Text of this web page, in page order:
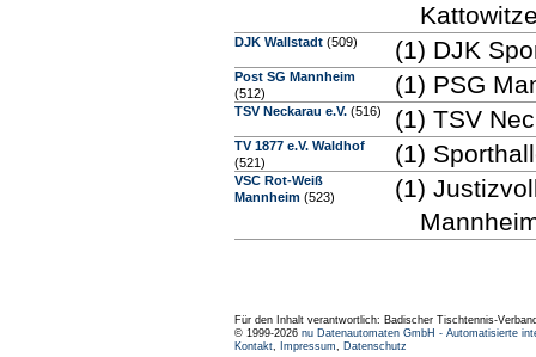
DJK Wallstadt (509) (1) DJK
Post SG Mannheim
(512)
(1) PSG
TSV Neckarau e.V. (516) (1) TSV
TV 1877 e.V. Waldhof
(521)
(1)
VSC Rot-Weiß
Mannheim (523)
(1)
Für den Inhalt verantwortlich: Badischer Tischtennis-
© 1999-2026 nu Datenautomaten GmbH - Automatisierte
Kontakt, Impressum, Datenschutz